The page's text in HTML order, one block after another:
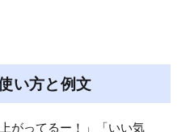
い方と例文
がってるー！」「いい気